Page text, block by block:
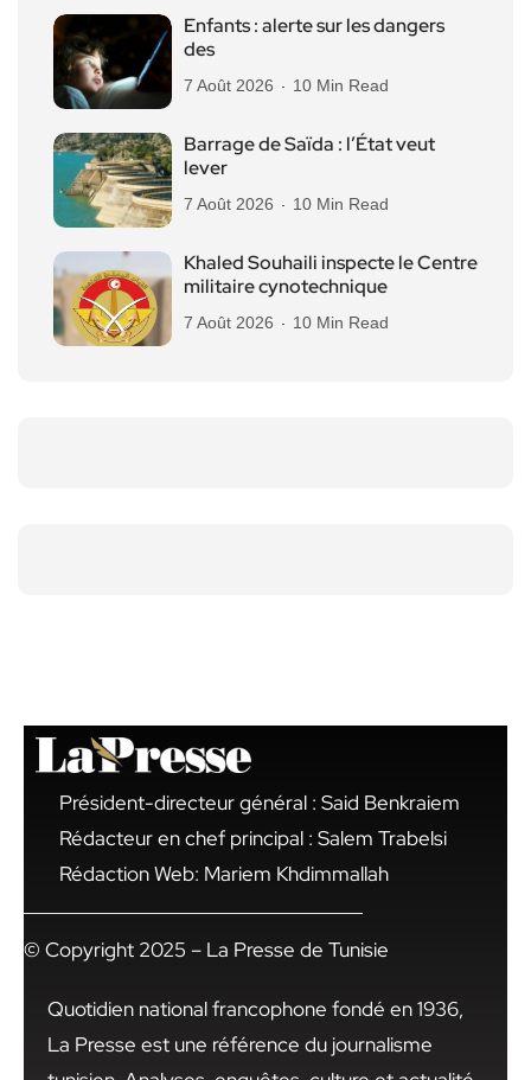
Enfants : alerte sur les dangers
des
7 Août 2026 10 Min Read
Barrage de Saïda : l’État veut
lever
7 Août 2026 10 Min Read
Khaled Souhaili inspecte le Centre
militaire cynotechnique
7 Août 2026 10 Min Read
Président-directeur général : Said Benkraiem
Rédacteur en chef principal : Salem Trabelsi
Rédaction Web: Mariem Khdimmallah
© Copyright 2025 – La Presse de Tunisie
Quotidien national francophone fondé en 1936,
La Presse est une référence du journalisme